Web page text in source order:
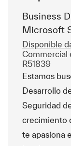
Business
Microsoft
Disponible
Catégorie
Commercial
R51839
Estamos
Desarrollo
Seguridad
crecimiento
te apasiona